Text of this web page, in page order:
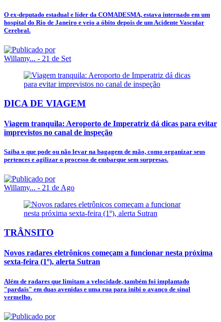
O ex-deputado estadual e líder da COMADESMA, estava internado em um
hospital do Rio de Janeiro e veio a óbito depois de um Acidente Vascular
Cerebral.
Willamy... - 21 de Set
DICA DE VIAGEM
Viagem tranquila: Aeroporto de Imperatriz dá dicas para evitar
imprevistos no canal de inspeção
Saiba o que pode ou não levar na bagagem de mão, como organizar seus
pertences e agilizar o processo de embarque sem surpresas.
Willamy... - 21 de Ago
TRÂNSITO
Novos radares eletrônicos começam a funcionar nesta próxima
sexta-feira (1º), alerta Sutran
Além de radares que limitam a velocidade, também foi implantado
"pardais" em duas avenidas e uma rua para inibi o avanço de sinal
vermelho.